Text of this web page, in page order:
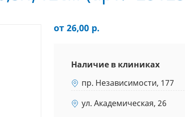
от 26,00 р.
Наличие в клиниках
пр. Независимости, 177
ул. Академическая, 26